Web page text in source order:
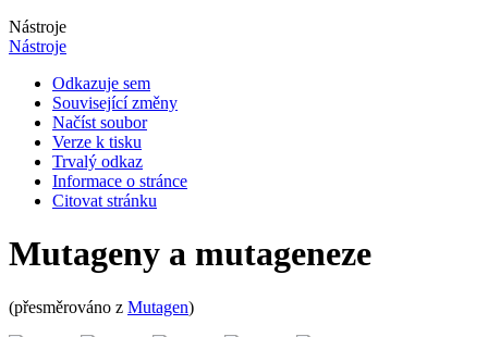
Nástroje
Nástroje
Odkazuje sem
Související změny
Načíst soubor
Verze k tisku
Trvalý odkaz
Informace o stránce
Citovat stránku
Mutageny a mutageneze
(přesměrováno z Mutagen)